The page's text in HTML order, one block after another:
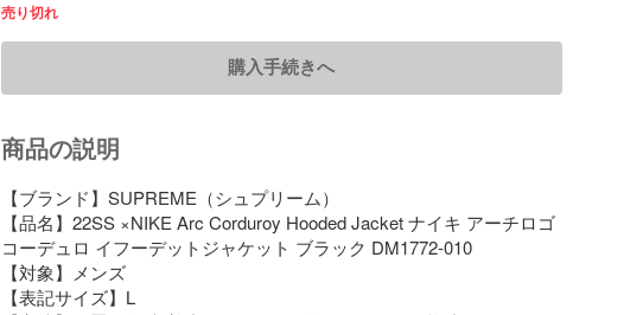
売り切れ
購入手続きへ
商品の説明
【ブランド】SUPREME（シュプリーム）
【品名】22SS ×NIKE Arc Corduroy Hooded Jacket ナイキ アーチロゴ
コーデュロ イフーデットジャケット ブラック DM1772-010
【対象】メンズ
【表記サイズ】L